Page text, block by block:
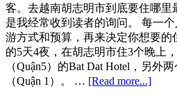
客。去越南胡志明市到底要住哪
是我经常收到读者的询问。 每一
游方式和预算，再来决定你想要
的5天4夜，在胡志明市住3个晚上
（Quận5）的Bat Dat Hotel，另外
（Quận 1）。 … [Read more...]about